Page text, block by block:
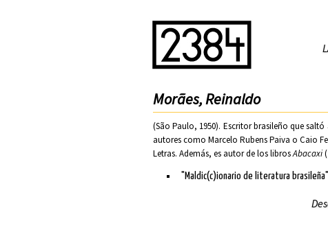
Morães, Reinaldo
(São Paulo, 1950). Escritor brasileño que
autores como Marcelo Rubens Paiva o Caio
Letras. Además, es autor de los librosAbacaxi
"Maldic(c)ionario de literatura brasileña"